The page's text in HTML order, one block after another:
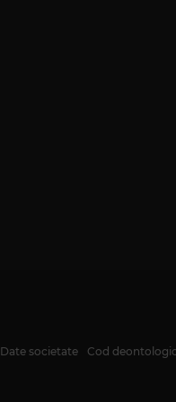
Date societate
Cod